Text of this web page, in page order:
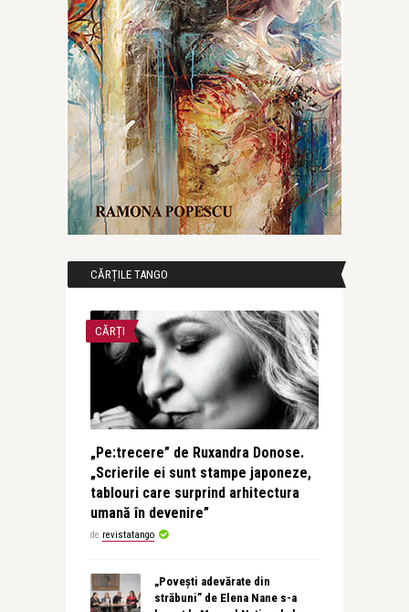
CĂRȚILE TANGO
CĂRȚI
„Pe:trecere” de Ruxandra Donose.
„Scrierile ei sunt stampe japoneze,
tablouri care surprind arhitectura
umană în devenire”
de revistatango
„Povești adevărate din
străbuni” de Elena Nane s-a